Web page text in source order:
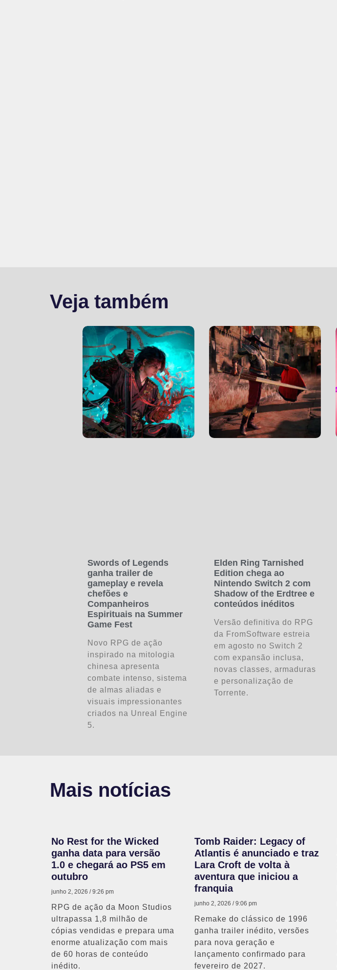
Veja também
Swords of Legends
ganha trailer de
gameplay e revela
chefões e
Companheiros
Espirituais na Summer
Game Fest
Novo RPG de ação
inspirado na mitologia
chinesa apresenta
combate intenso, sistema
de almas aliadas e
visuais impressionantes
criados na Unreal Engine
5.
Elden Ring Tarnished
Edition chega ao
Nintendo Switch 2 com
Shadow of the Erdtree e
conteúdos inéditos
Versão definitiva do RPG
da FromSoftware estreia
em agosto no Switch 2
com expansão inclusa,
novas classes, armaduras
e personalização de
Torrente.
Mais notícias
No Rest for the Wicked
ganha data para versão
1.0 e chegará ao PS5 em
outubro
junho 2, 2026 9:26 pm
RPG de ação da Moon Studios
ultrapassa 1,8 milhão de
cópias vendidas e prepara uma
enorme atualização com mais
de 60 horas de conteúdo
inédito.
Tomb Raider: Legacy of
Atlantis é anunciado e traz
Lara Croft de volta à
aventura que iniciou a
franquia
junho 2, 2026 9:06 pm
Remake do clássico de 1996
ganha trailer inédito, versões
para nova geração e
lançamento confirmado para
fevereiro de 2027.